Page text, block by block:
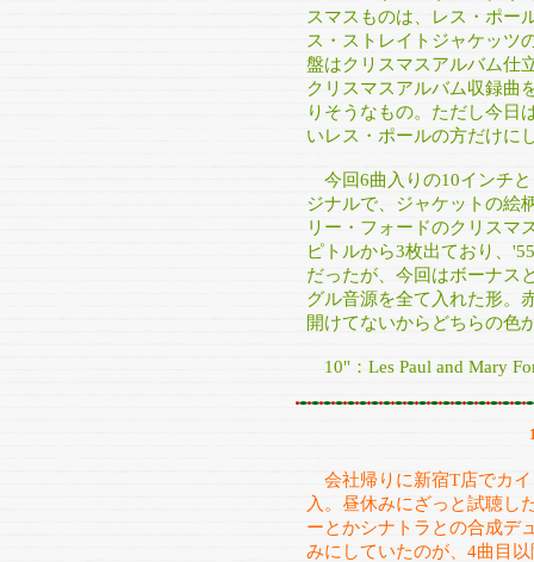
スマスものは、レス・ポー
ス・ストレイトジャケッツ
盤はクリスマスアルバム仕
クリスマスアルバム収録曲
りそうなもの。ただし今日
いレス・ポールの方だけに
今回6曲入りの10インチと
ジナルで、ジャケットの絵
リー・フォードのクリスマ
ピトルから3枚出ており、
だったが、今回はボーナス
グル音源を全て入れた形。
開けてないからどちらの色
10"：Les Paul and Mary
会社帰りに新宿T店でカ
入。昼休みにざっと試聴し
ーとかシナトラとの合成デ
みにしていたのが、4曲目